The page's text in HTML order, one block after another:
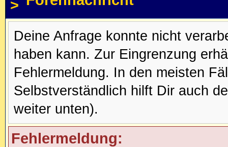
Deine Anfrage konnte nicht
haben kann. Zur Eingrenzung
Fehlermeldung. In den meisten
Selbstverständlich hilft Dir auch
weiter unten).
Fehlermeldung: